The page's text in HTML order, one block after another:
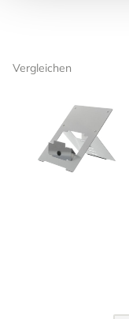
Vergleichen